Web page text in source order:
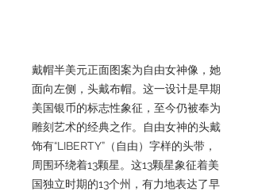
戴帽半美元正面图案为自由女神像，她
面向左侧，头戴布帽。这一设计是早期
美国银币的标志性象征，至今仍被奉为
雕刻艺术的经典之作。自由女神的头戴
饰有“LIBERTY”（自由）字样的头带，
周围环绕着13颗星。这13颗星象征着美
国独立时期的13个州，有力地表达了早